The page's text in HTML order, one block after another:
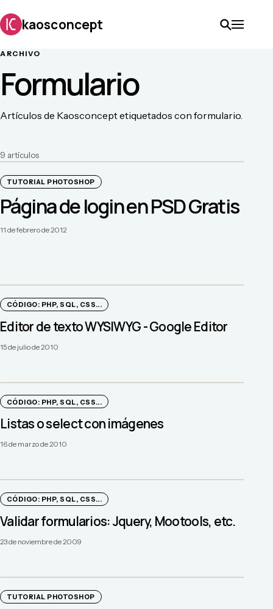
kaosconcept
ARCHIVO
Formulario
Artículos de Kaosconcept etiquetados con formulario.
9 artículos
TUTORIAL PHOTOSHOP
Página de login en PSD Gratis
11 de febrero de 2012
CÓDIGO: PHP, SQL, CSS...
Editor de texto WYSIWYG - Google Editor
15 de julio de 2010
CÓDIGO: PHP, SQL, CSS...
Listas o select con imágenes
16 de marzo de 2010
CÓDIGO: PHP, SQL, CSS...
Validar formularios: Jquery, Mootools, etc.
23 de noviembre de 2009
TUTORIAL PHOTOSHOP